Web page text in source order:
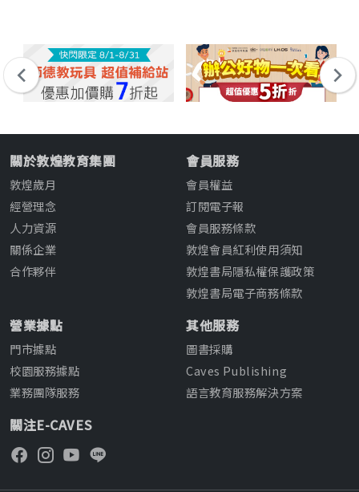
關於敦煌教育集團
敦煌歲月
經營理念
人力資源
關係企業
合作夥伴
會員服務
會員權益
訂閱電子報
會員服務條款
敦煌會員紅利使用須知
敦煌書局隱私權保護政策
敦煌書局電子商務條款
營業據點
門市據點
校園服務據點
業務團隊服務
其他服務
圖書採購
Caves Publishing
語言教育服務解決方案
關注E-CAVES